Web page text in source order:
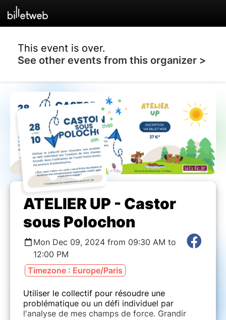
This event is over.
See other events from this organizer >
ATELIER UP - Castor
sous Polochon
Mon Dec 09, 2024 from 09:30 AM to
12:00 PM
Timezone : Europe/Paris
Utiliser le collectif pour résoudre une
problématique ou un défi individuel par
l'analyse de mes champs de force. Grandir